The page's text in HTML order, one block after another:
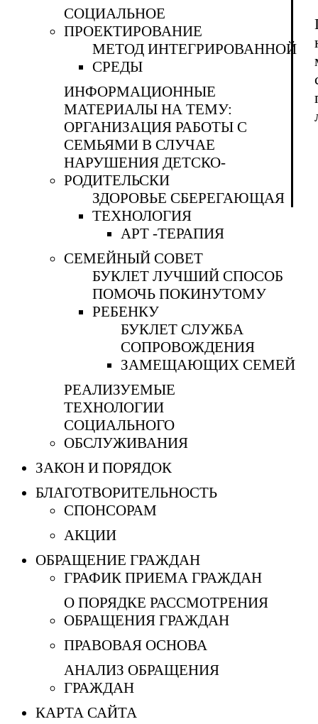
СОЦИАЛЬНОЕ
ПРОЕКТИРОВАНИЕ
МЕТОД ИНТЕГРИРОВАННОЙ
СРЕДЫ
ИНФОРМАЦИОННЫЕ
МАТЕРИАЛЫ НА ТЕМУ:
ОРГАНИЗАЦИЯ РАБОТЫ С
СЕМЬЯМИ В СЛУЧАЕ
НАРУШЕНИЯ ДЕТСКО-
РОДИТЕЛЬСКИ
ЗДОРОВЬЕ СБЕРЕГАЮЩАЯ
ТЕХНОЛОГИЯ
АРТ -ТЕРАПИЯ
СЕМЕЙНЫЙ СОВЕТ
БУКЛЕТ ЛУЧШИЙ СПОСОБ
ПОМОЧЬ ПОКИНУТОМУ
РЕБЕНКУ
БУКЛЕТ СЛУЖБА
СОПРОВОЖДЕНИЯ
ЗАМЕЩАЮЩИХ СЕМЕЙ
РЕАЛИЗУЕМЫЕ
ТЕХНОЛОГИИ
СОЦИАЛЬНОГО
ОБСЛУЖИВАНИЯ
ЗАКОН И ПОРЯДОК
БЛАГОТВОРИТЕЛЬНОСТЬ
СПОНСОРАМ
АКЦИИ
ОБРАЩЕНИЕ ГРАЖДАН
ГРАФИК ПРИЕМА ГРАЖДАН
О ПОРЯДКЕ РАССМОТРЕНИЯ
ОБРАЩЕНИЯ ГРАЖДАН
ПРАВОВАЯ ОСНОВА
АНАЛИЗ ОБРАЩЕНИЯ
ГРАЖДАН
КАРТА САЙТА